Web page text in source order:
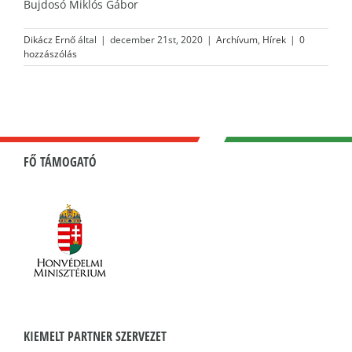
Bujdosó Miklós Gábor
Dikácz Ernőáltal | december 21st, 2020 | Archívum, Hírek | 0
hozzászólás
FŐ TÁMOGATÓ
KIEMELT PARTNER SZERVEZET